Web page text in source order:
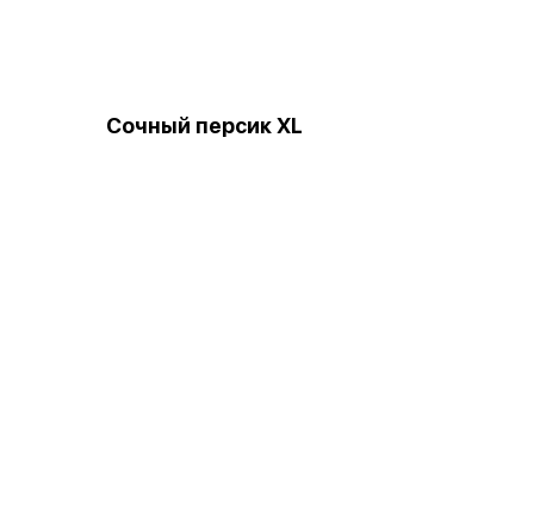
Сочный персик XL